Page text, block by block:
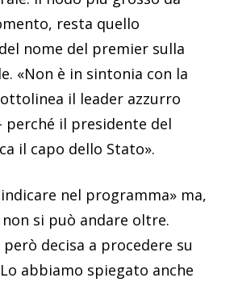
resta quello
nome del premier sulla
«Non è in sintonia con la
il leader azzurro
perché il presidente del
il capo dello Stato».
nel programma» ma,
si può andare oltre.
però decisa a procedere su
abbiamo spiegato anche